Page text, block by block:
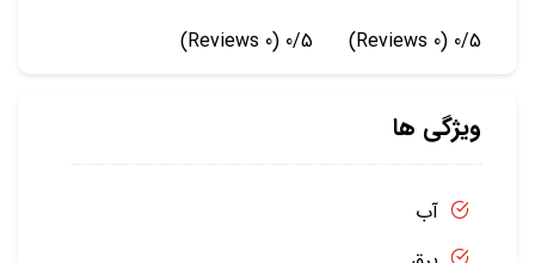
0/5
(0 Reviews)
0/5
(0 Reviews)
ویژگی ها
آب